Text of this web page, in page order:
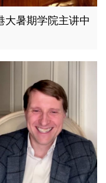
大暑期学院主讲中